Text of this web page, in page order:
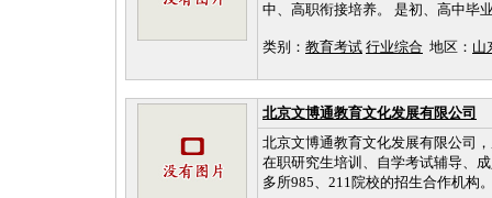
中、高职衔接培养。 是初、高中毕
类别： 教育考试 行业综合 地区： 山
北京文博通教育文化发展有限公司
北京文博通教育文化发展有限公司
在职研究生培训、自学考试辅导、
多所985、211院校的招生合作机构